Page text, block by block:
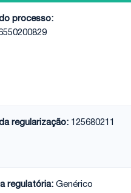
processo:
regularização: 125680211
regulatória: Genérico